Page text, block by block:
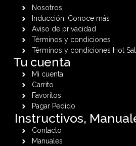
Nosotros
Inducción: Conoce más
Aviso de privacidad
Términos y condiciones
Términos y condiciones Hot
Tu cuenta
Mi cuenta
Carrito
Favoritos
Pagar Pedido
Instructivos,
Contacto
Manuales